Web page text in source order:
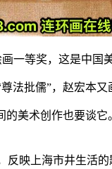
一等奖，这是中国
法批儒”，赵宏本又
美术创作也要谈
映上海市井生活